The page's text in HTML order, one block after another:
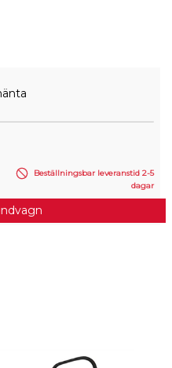
Beställningsbar leveranstid 2-5
dagar